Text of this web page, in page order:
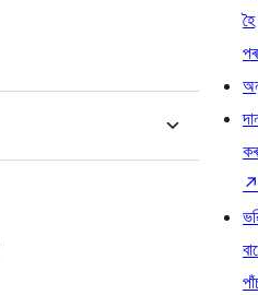
হৈ
↗